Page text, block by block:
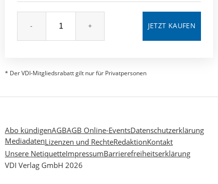
- +
* Der VDI-Mitgliedsrabatt gilt nur für Privatpersonen
Abo kündigenAGBAGB Online-EventsDatenschutzerklärung
MediadatenLizenzen und RechteRedaktionKontakt
Unsere NetiquetteImpressumBarrierefreiheitserklärung
VDI Verlag GmbH 2026